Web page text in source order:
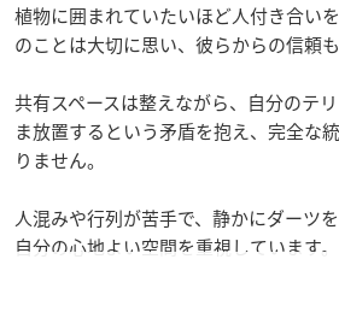
植物に囲まれていたいほど人付き合い
のことは大切に思い、彼らからの信頼も
共有スペースは整えながら、自分のテ
ま放置するという矛盾を抱え、完全な
りません。
人混みや行列が苦手で、静かにダーツ
自分の心地よい空間を重視しています。